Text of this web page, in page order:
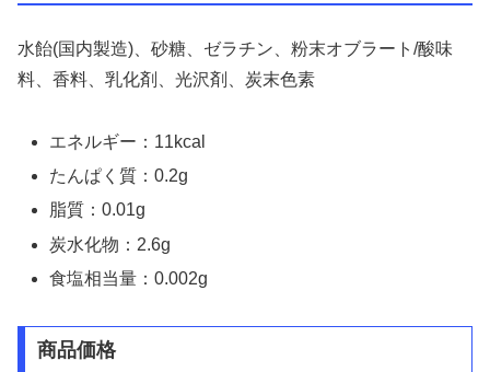
水飴(国内製造)、砂糖、ゼラチン、粉末オブラート/酸味
料、香料、乳化剤、光沢剤、炭末色素
エネルギー：11kcal
たんぱく質：0.2g
脂質：0.01g
炭水化物：2.6g
食塩相当量：0.002g
商品価格